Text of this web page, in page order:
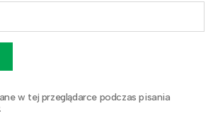
w tej przeglądarce podczas pisania